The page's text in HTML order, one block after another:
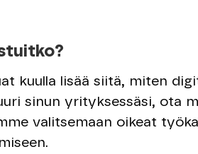
kuulla lisää siitä, miten
sinun yrityksessäsi, ota
valitsemaan oikeat